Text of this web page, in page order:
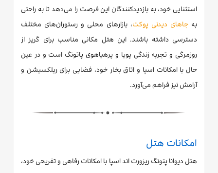
استثنایی خود، به بازدیدکنندگان این فرصت را می‌دهد تا به راحتی
به جاهای دیدنی پوکت، بازارهای محلی و رستوران‌های مختلف
دسترسی داشته باشند. این هتل مکانی مناسب برای گریز از
روزمرگی و تجربه زندگی پویا و پرهیاهوی پاتونگ است و در عین
حال با امکانات اسپا و اتاق بخار خود، فضایی برای ریلکسیشن و
آرامش نیز فراهم می‌آورد.
امکانات هتل
هتل دیوانا پتونگ ریزورت اند اسپا با امکانات رفاهی و تفریحی خود،